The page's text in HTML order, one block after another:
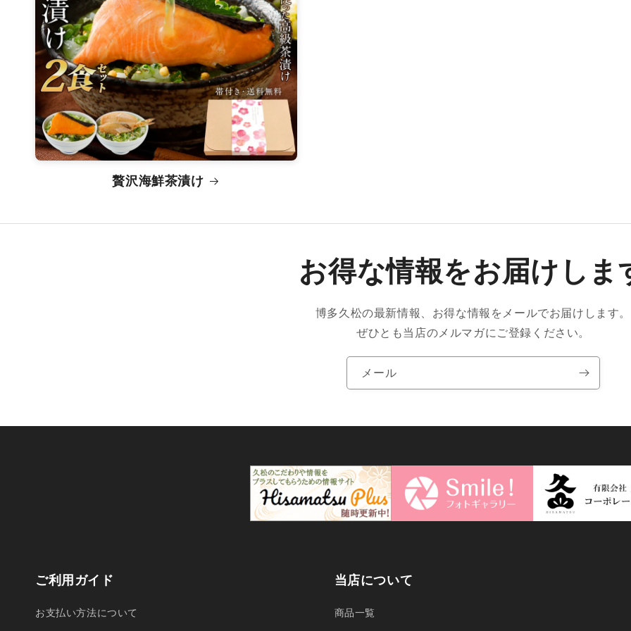
贅沢海鮮茶漬け
お得な情報をお届けしま
博多久松の最新情報、お得な情報をメールでお届けします。
ぜひとも当店のメルマガにご登録ください。
メール
ご利用ガイド
お支払い方法について
当店について
商品一覧